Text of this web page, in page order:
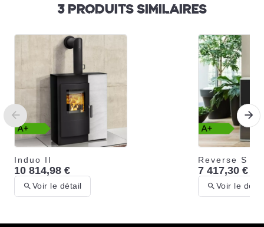
3 PRODUITS SIMILAIRES
Induo II
10 814,98 €
Voir le détail
Reverse S
7 417,30 €
Voir le